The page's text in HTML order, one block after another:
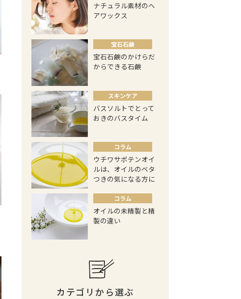
ナチュラル素材のヘ
アワックス
宝石石鹸
宝石石鹸のかけらだ
からできる石鹸
スキンケア
バスソルトでとって
おきのバスタイム
コラム
ウチワサボテンオイ
ルは、オイルのベタ
つきの気になる方に
コラム
オイルの未精製と精
製の違い
カテゴリから選ぶ